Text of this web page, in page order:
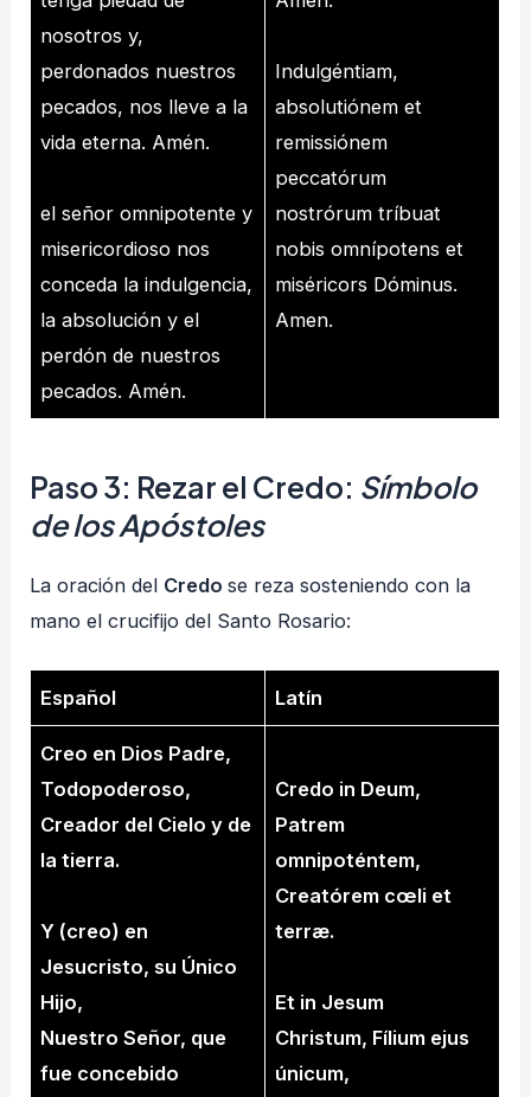
nosotros y,
perdonados nuestros
pecados, nos lleve a la
vida eterna. Amén.
el señor omnipotente y
misericordioso nos
conceda la indulgencia,
la absolución y el
perdón de nuestros
pecados. Amén.
Indulgéntiam,
absolutiónem et
remissiónem
peccatórum
nostrórum tríbuat
nobis omnípotens et
miséricors Dóminus.
Amen.
Paso 3: Rezar el Credo: Símbolo
de los Apóstoles
La oración del Credose reza sosteniendo con la
mano el crucifijo del Santo Rosario:
Español Latín
Creo en Dios Padre,
Todopoderoso,
Creador del Cielo y de
la tierra.
Y (creo) en
Jesucristo, su Único
Hijo,
Nuestro Señor, que
fue concebido
Credo in Deum,
Patrem
omnipoténtem,
Creatórem cœli et
terræ.
Et in Jesum
Christum, Fílium ejus
únicum,